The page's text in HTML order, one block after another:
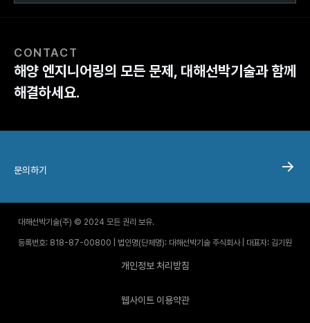
CONTACT
해양 엔지니어링의 모든 문제, 대해선박기술과 함께
해결하세요.
문의하기
대해선박기술(주) © 2024 모든 권리 보유.
등록번호: 818-87-00800 | 법인명(단체명): 대해선박기술 주식회사 | 대표자: 김기원
개인정보 처리방침
웹사이트 이용약관